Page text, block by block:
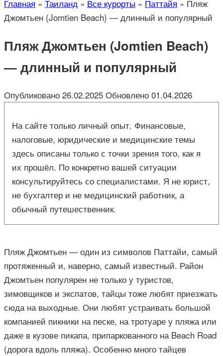
Главная » Таиланд » Все курорты » Паттайя » Пляж
Джомтьен (Jomtien Beach) — длинный и популярный
Пляж Джомтьен (Jomtien Beach)
— длинный и популярный
Опубликовано 26.02.2025 Обновлено 01.04.2026
На сайте только личный опыт. Финансовые,
налоговые, юридические и медицинские темы
здесь описаны только с точки зрения того, как я
их прошёл. По конкретно вашей ситуации
консультируйтесь со специалистами. Я не юрист,
не бухгалтер и не медицинский работник, а
обычный путешественник.
Пляж Джомтьен — один из символов Паттайи, самый
протяженный и, наверно, самый известный. Район
Джомтьен популярен не только у туристов,
зимовщиков и экспатов, тайцы тоже любят приезжать
сюда на выходные. Они любят устраивать большой
компанией пикники на песке, на тротуаре у пляжа или
даже в кузове пикапа, припаркованного на Beach Road
(дорога вдоль пляжа). Особенно много тайцев